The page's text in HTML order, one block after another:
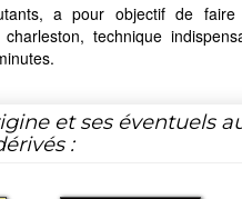
a pour objectif de faire
technique
et ses éventuels
: